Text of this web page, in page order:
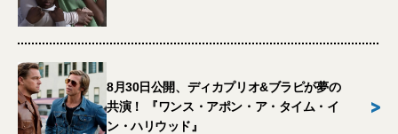
8月30日公開、ディカプリオ&ブラピが夢の
共演！ 『ワンス・アポン・ア・タイム・イ
ン・ハリウッド』
>